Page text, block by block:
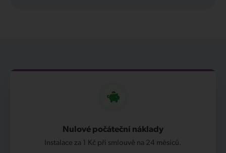
Nulové počáteční náklady
Instalace za 1 Kč při smlouvě na 24 měsíců.